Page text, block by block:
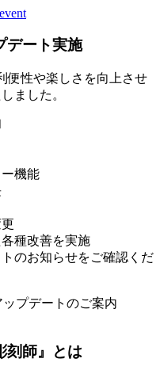
デート実施
便性や楽しさを向上させ
ました。
機能
種改善を実施
のお知らせをご確認くだ
ップデートのご案内
刻師』とは